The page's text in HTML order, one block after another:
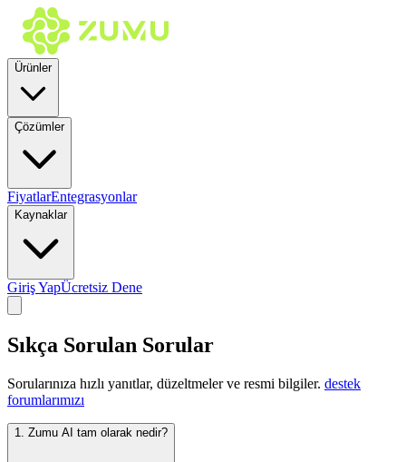
Ürünler
Çözümler
FiyatlarEntegrasyonlar
Kaynaklar
Giriş YapÜcretsiz Dene
Sıkça Sorulan Sorular
Sorularınıza hızlı yanıtlar, düzeltmeler ve resmi bilgiler. destek
forumlarımızı
1. Zumu AI tam olarak nedir?